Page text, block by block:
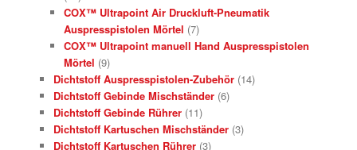
COX™ Ultrapoint Air Druckluft-Pneumatik
Auspresspistolen Mörtel (7)
COX™ Ultrapoint manuell Hand Auspresspistolen
Mörtel (9)
Dichtstoff Auspresspistolen-Zubehör (14)
Dichtstoff Gebinde Mischständer (6)
Dichtstoff Gebinde Rührer (11)
Dichtstoff Kartuschen Mischständer (3)
Dichtstoff Kartuschen Rührer (3)